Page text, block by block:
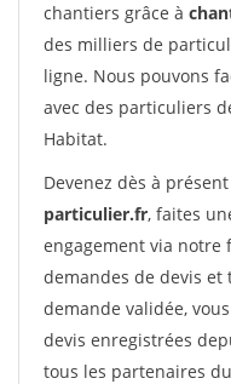
chantiers grâce à
des milliers de
ligne. Nous pouvons
avec des particuliers
Habitat.
Devenez dès à
particulier.fr, faites
engagement via notre
demandes de devis et
demande validée,
devis enregistrées
tous les partenaires